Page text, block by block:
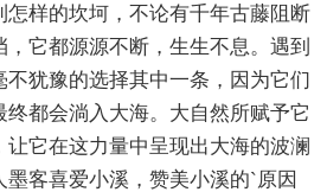
样的坎坷，不论有千年古藤阻断
它都源源不断，生生不息。遇到
犹豫的选择其中一条，因为它们
都会淌入大海。大自然所赋予它
它在这力量中呈现出大海的波澜
客喜爱小溪，赞美小溪的`原因